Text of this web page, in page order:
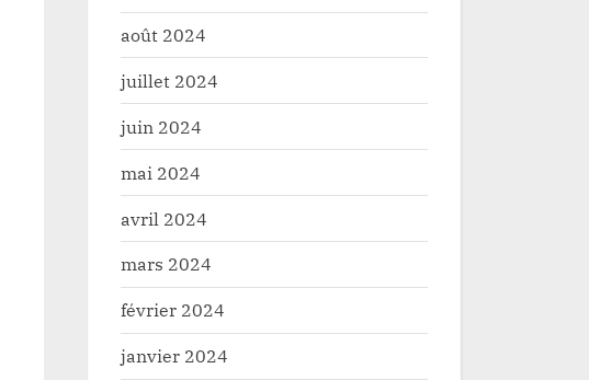
août 2024
juillet 2024
juin 2024
mai 2024
avril 2024
mars 2024
février 2024
janvier 2024